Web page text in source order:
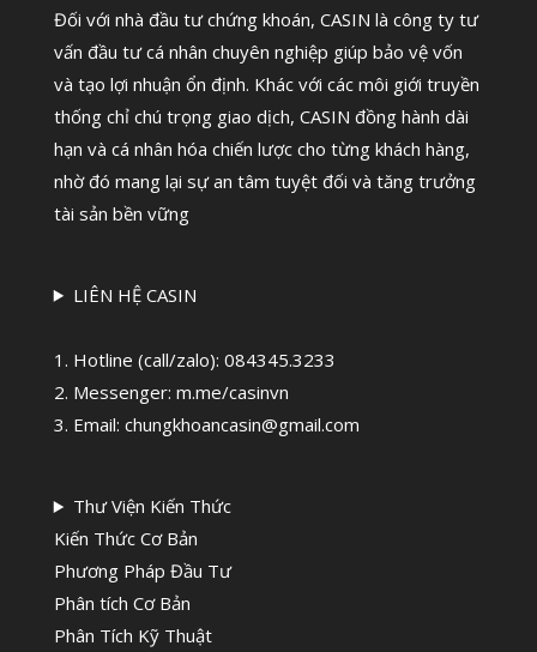
Đối với nhà đầu tư chứng khoán, CASIN là công ty tư
vấn đầu tư cá nhân chuyên nghiệp giúp bảo vệ vốn
và tạo lợi nhuận ổn định. Khác với các môi giới truyền
thống chỉ chú trọng giao dịch, CASIN đồng hành dài
hạn và cá nhân hóa chiến lược cho từng khách hàng,
nhờ đó mang lại sự an tâm tuyệt đối và tăng trưởng
tài sản bền vững
LIÊN HỆ CASIN
1. Hotline (call/zalo): 084345.3233
2. Messenger: m.me/casinvn
3. Email: chungkhoancasin@gmail.com
Thư Viện Kiến Thức
Kiến Thức Cơ Bản
Phương Pháp Đầu Tư
Phân tích Cơ Bản
Phân Tích Kỹ Thuật